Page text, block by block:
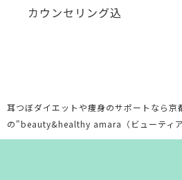
カウンセリング込
耳つぼダイエットや痩身のサポートなら京
の"beauty&healthy amara（ビューティ